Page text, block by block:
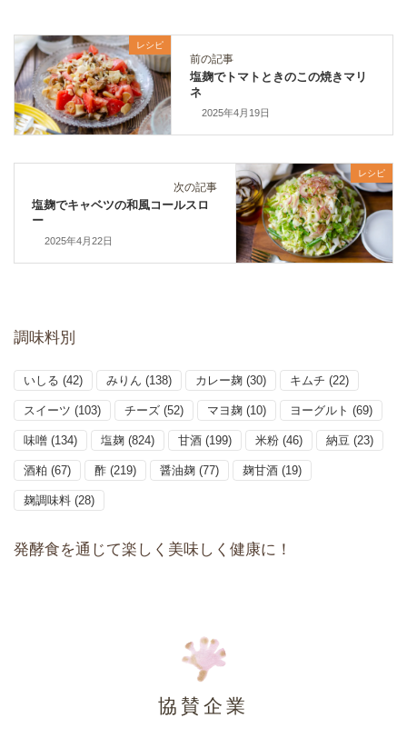
レシピ
前の記事
塩麹でトマトときのこの焼きマリ
ネ
2025年4月19日
レシピ
次の記事
塩麹でキャベツの和風コールスロ
ー
2025年4月22日
調味料別
いしる (42) みりん (138) カレー麹 (30) キムチ (22)
スイーツ (103) チーズ (52) マヨ麹 (10) ヨーグルト (69)
味噌 (134) 塩麹 (824) 甘酒 (199) 米粉 (46) 納豆 (23)
酒粕 (67) 酢 (219) 醤油麹 (77) 麹甘酒 (19)
麹調味料 (28)
発酵食を通じて楽しく美味しく健康に！
協賛企業